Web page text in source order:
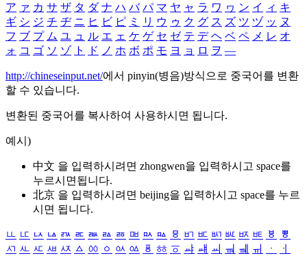
ア ァ カ サ ザ タ ダ ナ ハ バ パ マ ヤ ャ ラ ワ ヮ ン イ ィ キ
ギ シ ジ チ ヂ ニ ヒ ビ ピ ミ リ ウ ゥ ク グ ス ズ ツ ヅ ッ ヌ
フ ブ プ ム ユ ュ ル エ ェ ケ ゲ セ ゼ テ デ ヘ ベ ペ メ レ オ
ォ コ ゴ ソ ゾ ト ド ノ ホ ボ ポ モ ヨ ョ ロ ヲ ―
http://chineseinput.net/에서 pinyin(병음)방식으로 중국어를 변환
할 수 있습니다.
변환된 중국어를 복사하여 사용하시면 됩니다.
예시)
中文 을 입력하시려면 zhongwen을 입력하시고 space를
누르시면됩니다.
北京 을 입력하시려면 beijing을 입력하시고 space를 누르
시면 됩니다.
ㅥ ㅦ ㅧ ㅨ ㅩ ㅪ ㅫ ㅬ ㅭ ㅮ ㅯ ㅰ ㅱ ㅲ ㅳ ㅴ ㅵ ㅶ ㅷ ㅸ
ㅹ
ㅺ ㅻ ㅼ ㅽ ㅾ ㅿ ㆀ ㆁ ㆂ ㆃ ㆄ ㆅ ㆆ ㆇ ㆈ ㆉ ㆊ ㆋ ㆌ ㆍ
ㆎ